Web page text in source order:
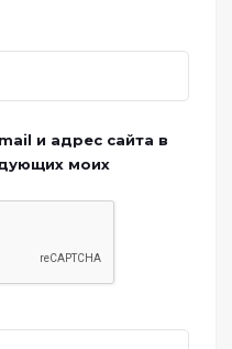
и адрес сайта в
моих